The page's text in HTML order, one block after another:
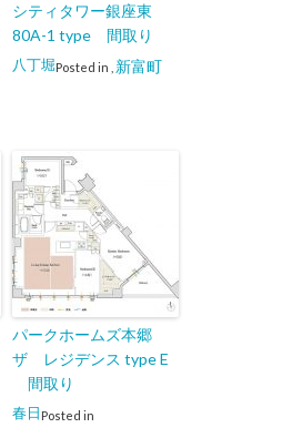
シティタワー銀座東
80A-1 type 間取り
Posted in
八丁堀 新富町
パークホームズ本郷
ザ レジデンス type E
間取り
Posted in
春日